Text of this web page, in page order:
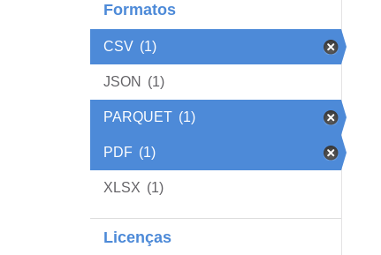
Formatos
CSV (1)
JSON (1)
PARQUET (1)
PDF (1)
XLSX (1)
Licenças